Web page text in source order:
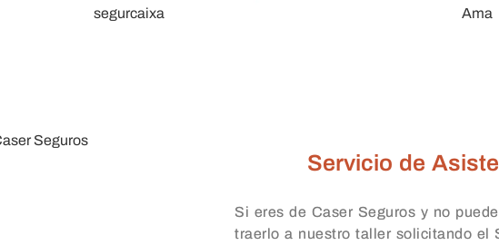
Servicio de
Si eres de Caser Seguros y no
traerlo a nuestro taller solicitando el